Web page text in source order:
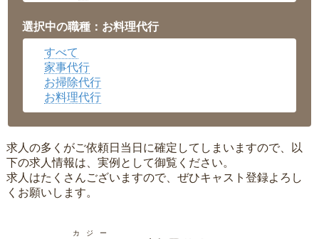
岡山県▼
広島県▼
沖縄県
選択中の職種：お料理代行
すべて
家事代行
お掃除代行
お料理代行
求人の多くがご依頼日当日に確定してしまいますので、以
下の求人情報は、実例として御覧ください。
求人はたくさんございますので、ぜひキャスト登録よろし
くお願いします。
カジー